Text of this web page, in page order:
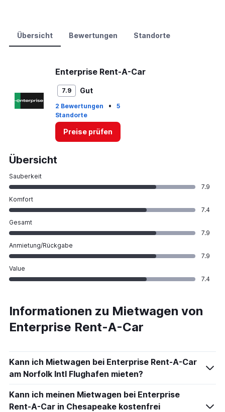
Übersicht Bewertungen Standorte
Enterprise Rent-A-Car
7.9 Gut
2 Bewertungen •
5
Standorte
Preise prüfen
Übersicht
Sauberkeit
7.9
Komfort
7.4
Gesamt
7.9
Anmietung/Rückgabe
7.9
Value
7.4
Informationen zu Mietwagen von
Enterprise Rent-A-Car
Kann ich Mietwagen bei Enterprise Rent-A-Car
am Norfolk Intl Flughafen mieten?
Kann ich meinen Mietwagen bei Enterprise
Rent-A-Car in Chesapeake kostenfrei